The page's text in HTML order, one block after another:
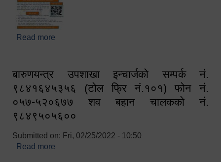
Read more
बारुणयन्त्र उपशाखा इन्चार्जको सम्पर्क नं.
९८४१६४५३५६ (टोल फ्रि नं.१०१) फोन नं.
०५७-५२०६७७ शव बहान चालकको नं.
९८४९५०५६००
Submitted on: Fri, 02/25/2022 - 10:50
Read more